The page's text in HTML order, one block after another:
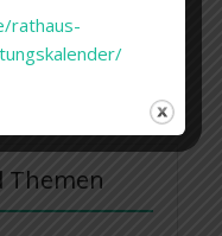
der Waldkinder
Themen
rathaus-